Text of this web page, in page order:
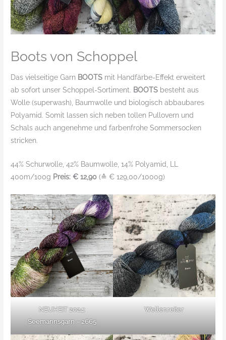
Boots von Schoppel
Das vielseitige Garn BOOTS mit Handfärbe-Effekt erweitert
ab sofort unser Schoppel-Sortiment. BOOTS besteht aus
Wolle (superwash), Baumwolle und biologisch abbaubares
Polyamid. Somit lassen sich neben tollen Pullovern und
Schals auch angenehme und farbenfrohe Sommersocken
stricken.
44% Schurwolle, 42% Baumwolle, 14% Polyamid, LL
400m/100g Preis: € 12,90 (≙ € 129,00/1000g)
NEUHEIT 2024:
Seemannsgarn – 2665
Wellenreiter